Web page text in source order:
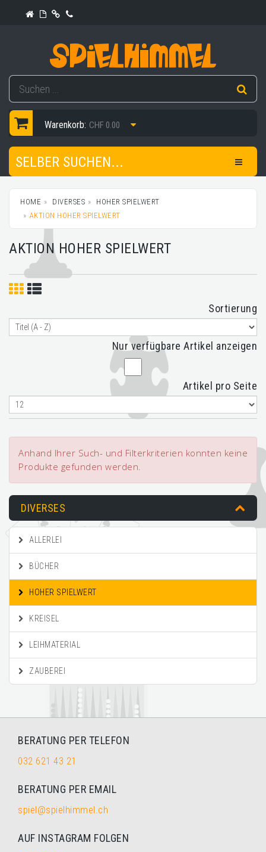
Warenkorb: CHF 0.00
SELBER SUCHEN...
HOME DIVERSES
HOHER SPIELWERT
AKTION HOHER SPIELWERT
AKTION HOHER SPIELWERT
Sortierung
Nur verfügbare Artikel anzeigen
Artikel pro Seite
Anhand Ihrer Such- und Filterkriterien konnten keine
Produkte gefunden werden.
DIVERSES
ALLERLEI
BÜCHER
HOHER SPIELWERT
KREISEL
LEIHMATERIAL
ZAUBEREI
BERATUNG PER TELEFON
032 621 43 21
BERATUNG PER EMAIL
spiel@spielhimmel.ch
AUF INSTAGRAM FOLGEN